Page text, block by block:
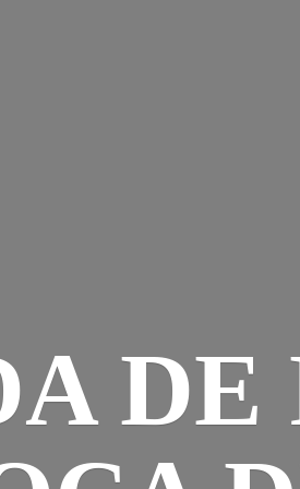
DE